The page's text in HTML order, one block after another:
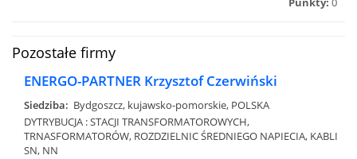
Pozostałe firmy
ENERGO-PARTNER Krzysztof Czerwiński
Siedziba: Bydgoszcz, kujawsko-pomorskie, POLSKA
DYTRYBUCJA : STACJI TRANSFORMATOROWYCH,
TRNASFORMATORÓW, ROZDZIELNIC ŚREDNIEGO NAPIECIA, KABLI
SN, NN